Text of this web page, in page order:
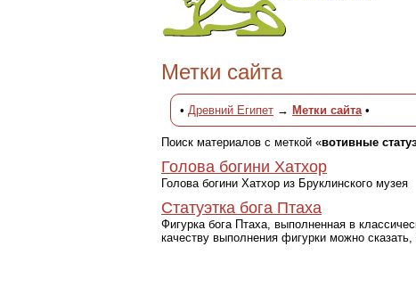
Метки сайта
• Древний Египет → Метки сайта•
Поиск материалов с меткой «вотивные
Голова богини Хатхор
Голова богини Хатхор из Бруклинского музея
Статуэтка бога Птаха
Фигурка бога Птаха, выполненная в
качеству выполнения фигурки можно